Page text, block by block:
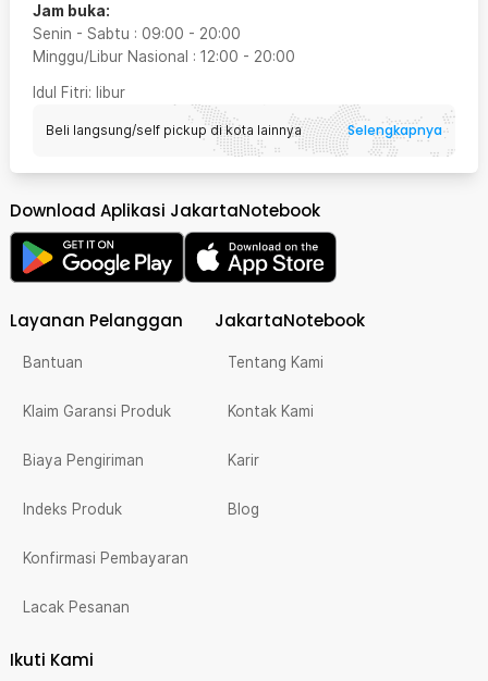
Jam buka:
Senin - Sabtu : 09:00 - 20:00
Minggu/Libur Nasional : 12:00 - 20:00
Idul Fitri: libur
Beli langsung/self pickup di kota lainnya Selengkapnya
Download Aplikasi JakartaNotebook
Layanan Pelanggan
Bantuan
Klaim Garansi Produk
Biaya Pengiriman
Indeks Produk
Konfirmasi Pembayaran
Lacak Pesanan
JakartaNotebook
Tentang Kami
Kontak Kami
Karir
Blog
Ikuti Kami